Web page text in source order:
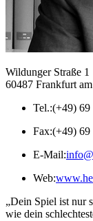
Wildunger Straße 1
60487 Frankfurt
Tel.:(+49) 69
Fax:(+49) 69
E-Mail:
Web:
„Dein Spiel ist nur
wie dein